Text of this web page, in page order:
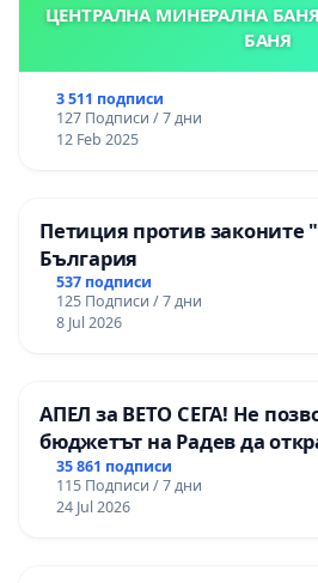
ЦЕНТРАЛНА МИНЕРАЛНА
БАНЯ
3 511 подписи
127 Подписи / 7 дни
12 Feb 2025
Петиция против законите
България
537 подписи
125 Подписи / 7 дни
8 Jul 2026
АПЕЛ за ВЕТО СЕГА! Не
бюджетът на Радев да
правата ни в тъмното
35 861 подписи
115 Подписи / 7 дни
24 Jul 2026